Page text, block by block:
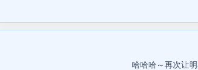
哈哈哈～再次让